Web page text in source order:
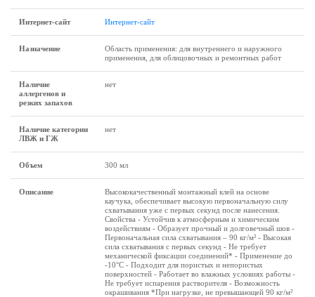
Интернет-сайт Интернет-сайт
Назначение
Область применения: для внутреннего и наружного
применения, для облицовочных и ремонтных работ
Наличие
аллергенов и
резких запахов
нет
Наличие категории
ЛВЖ и ГЖ
нет
Объем 300 мл
Описание
Высококачественный монтажный клей на основе
каучука, обеспечивает высокую первоначальную силу
схватывания уже с первых секунд после нанесения.
Свойства - Устойчив к атмосферным и химическим
воздействиям - Образует прочный и долговечный шов -
Первоначальная сила схватывания – 90 кг/м² - Высокая
сила схватывания с первых секунд - Не требует
механической фиксации соединений* - Применение до
-10°С - Подходит для пористых и непористых
поверхностей - Работает во влажных условиях работы -
Не требует испарения растворителя - Возможность
окрашивания *При нагрузке, не превышающей 90 кг/м²